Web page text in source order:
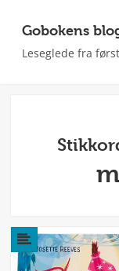
Gobokens
Leseglede fra